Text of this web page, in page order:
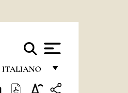
ITALIANO
FRANÇAIS